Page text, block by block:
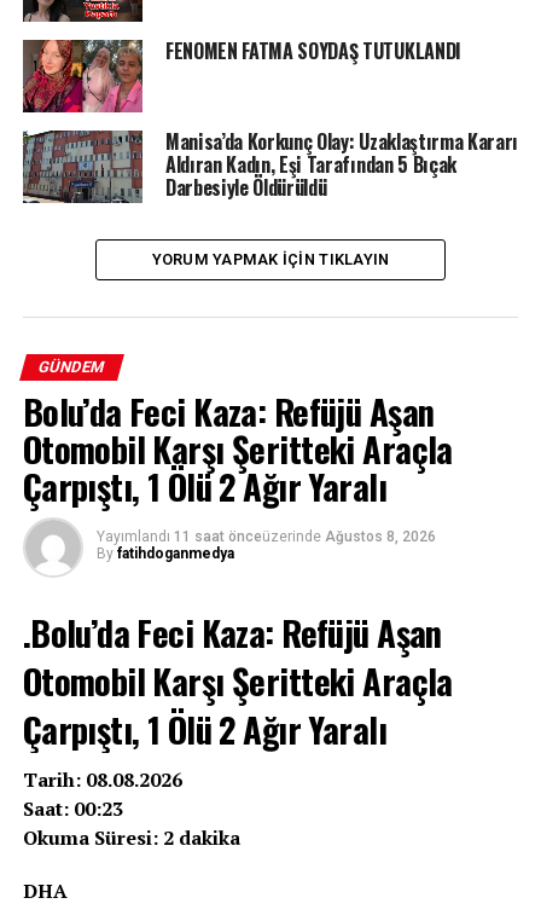
FENOMEN FATMA SOYDAŞ TUTUKLANDI
Manisa’da Korkunç Olay: Uzaklaştırma Kararı
Aldıran Kadın, Eşi Tarafından 5 Bıçak
Darbesiyle Öldürüldü
YORUM YAPMAK IÇIN TIKLAYIN
GÜNDEM
Bolu’da Feci Kaza: Refüjü Aşan
Otomobil Karşı Şeritteki Araçla
Çarpıştı, 1 Ölü 2 Ağır Yaralı
Yayımlandı 11 saat önceüzerinde Ağustos 8, 2026
By fatihdoganmedya
.Bolu’da Feci Kaza: Refüjü Aşan
Otomobil Karşı Şeritteki Araçla
Çarpıştı, 1 Ölü 2 Ağır Yaralı
Tarih: 08.08.2026
Saat: 00:23
Okuma Süresi: 2 dakika
DHA